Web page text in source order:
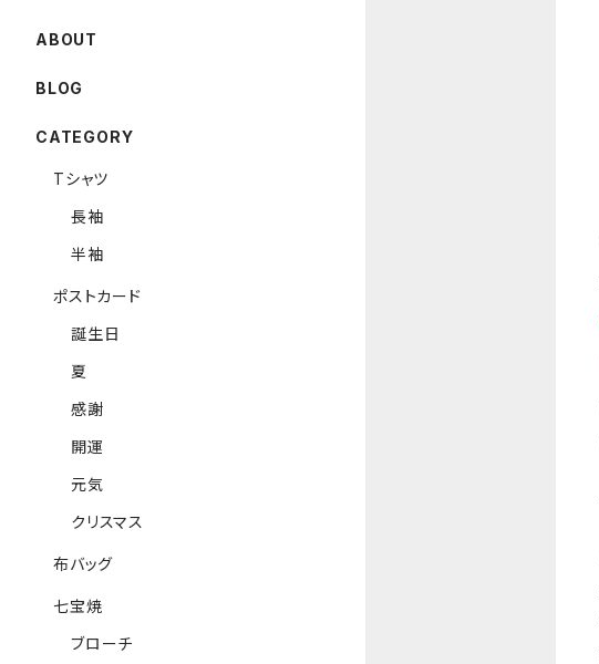
ABOUT
BLOG
CATEGORY
Tシャツ
長袖
半袖
ポストカード
誕生日
夏
感謝
開運
元気
クリスマス
布バッグ
七宝焼
ブローチ